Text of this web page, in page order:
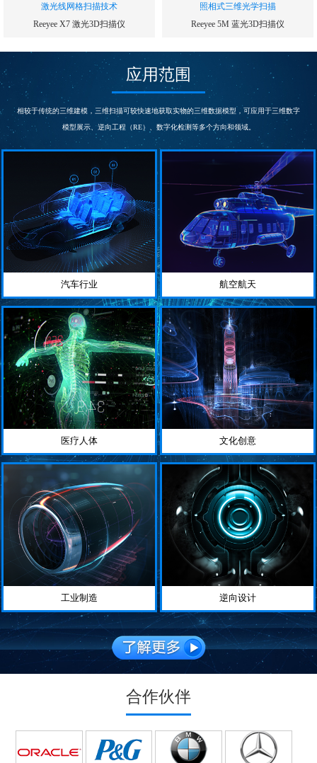
480000次/秒
0.03
帧扫描区域
300*275mm
激光线网格扫描技术
Reeyee X7 激光3D扫描仪
1.5s
测量精度
0.015~0.005
mm
5000000像素
照相式三维光学扫描
Reeyee 5M 蓝光3D扫描仪
应用范围
相较于传统的三维建模，三维扫描可较快速地获取实物的三维数据模型，可应用于三维数字
模型展示、逆向工程（RE）、数字化检测等多个方向和领域。
汽车行业 航空航天
医疗人体 文化创意
工业制造 逆向设计
合作伙伴